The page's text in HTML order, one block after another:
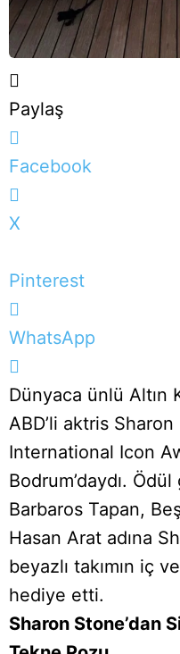
Paylaş
Facebook
X
Pinterest
WhatsApp
Dünyaca ünlü Altın
ABD’li aktris
International Icon
Bodrum’daydı.
Barbaros Tapan,
Hasan Arat adına
beyazlı takımın iç
hediye etti.
Sharon Stone’dan